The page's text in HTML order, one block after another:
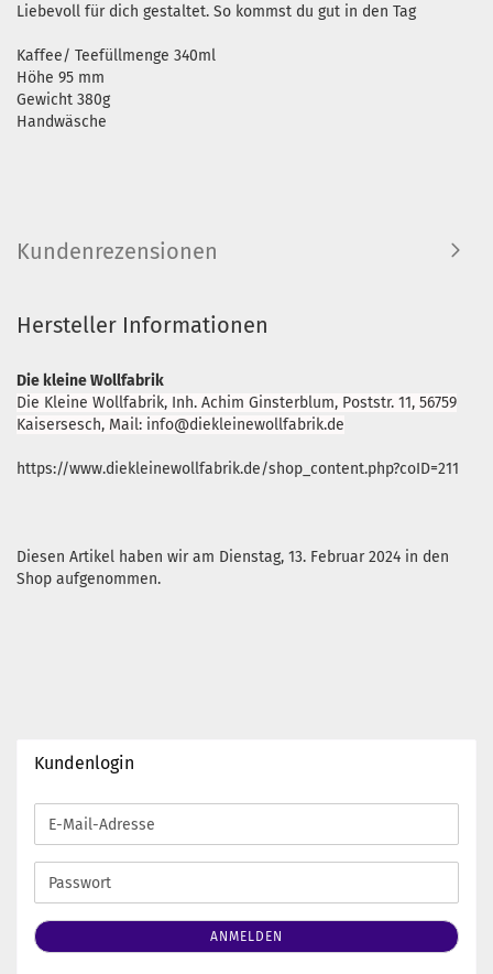
Liebevoll für dich gestaltet. So kommst du gut in den Tag
Kaffee/ Teefüllmenge 340ml
Höhe 95 mm
Gewicht 380g
Handwäsche
Kundenrezensionen
Hersteller Informationen
Die kleine Wollfabrik
Die Kleine Wollfabrik, Inh. Achim Ginsterblum, Poststr. 11, 56759
Kaisersesch, Mail: info@diekleinewollfabrik.de
https://www.diekleinewollfabrik.de/shop_content.php?coID=211
Diesen Artikel haben wir am Dienstag, 13. Februar 2024 in den
Shop aufgenommen.
Kundenlogin
E-
Mail-
Adresse
Passwort
ANMELDEN